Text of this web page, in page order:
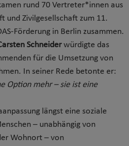
rund 70 Vertreter*innen aus
und Zivilgesellschaft zum 11.
Förderung in Berlin zusammen.
Schneiderwürdigte das
für die Umsetzung von
In seiner Rede betonte er:
Option mehr – sie ist eine
längst eine soziale
– unabhängig von
Wohnort – von